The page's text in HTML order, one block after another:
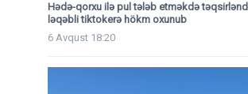
Hədə-qorxu ilə pul tələb etməkdə
ləqəbli tiktokerə hökm oxunub
6 Avqust 18:20